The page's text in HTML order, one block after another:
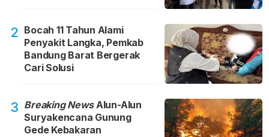
2 Bocah 11 Tahun Alami
Penyakit Langka, Pemkab
Bandung Barat Bergerak
Cari Solusi
3 Breaking NewsAlun-Alun
Suryakencana Gunung
Gede Kebakaran